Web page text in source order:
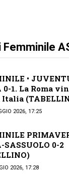
•
0-1. La Roma
Italia
2026, 17:25
SASSUOLO 0-2
2026, 17:28